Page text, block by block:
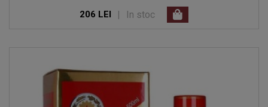
206 LEI | In stoc